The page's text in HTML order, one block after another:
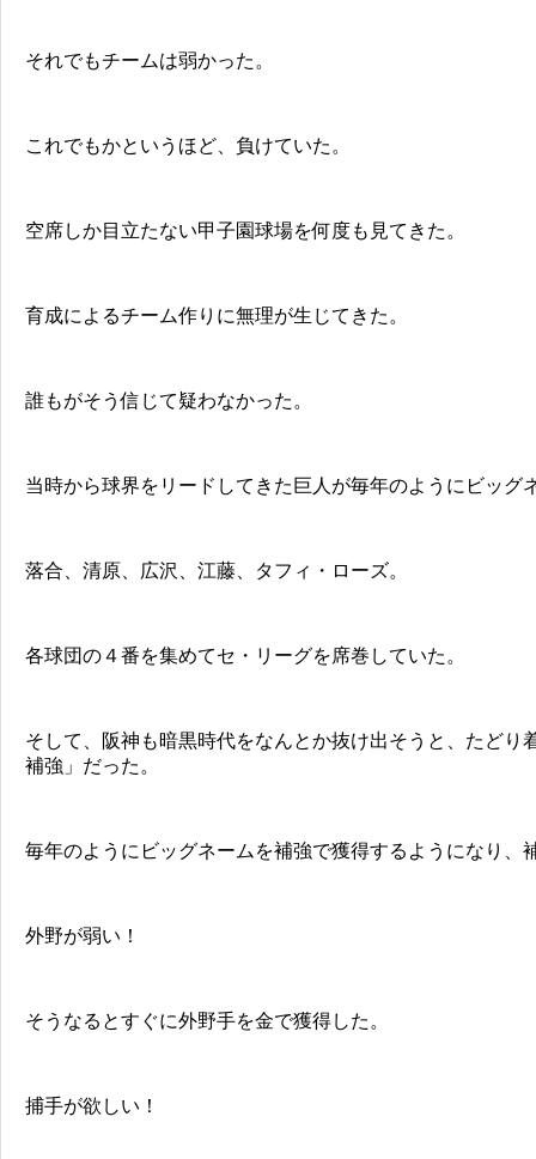
それでもチームは弱かった。
これでもかというほど、負けていた。
空席しか目立たない甲子園球場を何度も見てきた。
育成によるチーム作りに無理が生じてきた。
誰もがそう信じて疑わなかった。
当時から球界をリードしてきた巨人が毎年のようにビッグ
落合、清原、広沢、江藤、タフィ・ローズ。
各球団の４番を集めてセ・リーグを席巻していた。
そして、阪神も暗黒時代をなんとか抜け出そうと、たどり
補強」だった。
毎年のようにビッグネームを補強で獲得するようになり、
外野が弱い！
そうなるとすぐに外野手を金で獲得した。
捕手が欲しい！